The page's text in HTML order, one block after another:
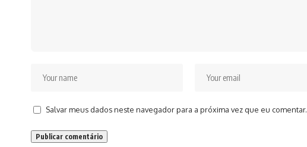
Salvar meus dados neste navegador para a próxima vez que eu comentar.